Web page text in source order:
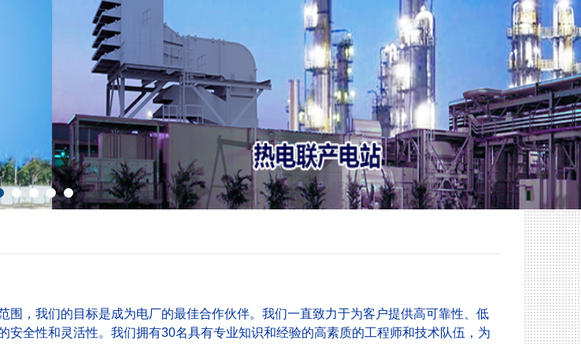
，我们的目标是成为电厂的最佳合作伙伴。我们一直致力于为客户提供高可靠性、低
安全性和灵活性。我们拥有30名具有专业知识和经验的高素质的工程师和技术队伍，为